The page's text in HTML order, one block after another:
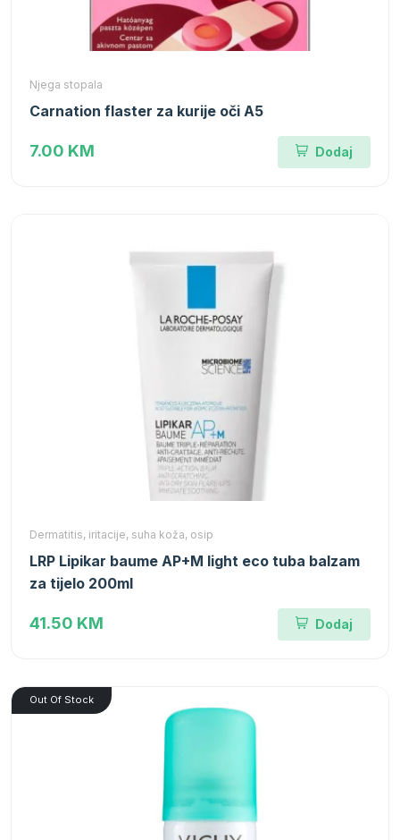
Njega stopala
Carnation flaster za kurije oči A5
7.00 KM Dodaj
Dermatitis, iritacije, suha koža, osip
LRP Lipikar baume AP+M light eco tuba balzam
za tijelo 200ml
41.50 KM Dodaj
Out Of Stock